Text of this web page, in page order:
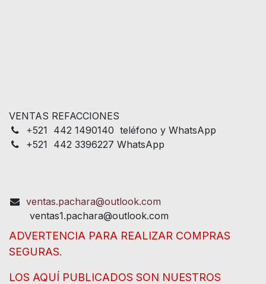
VENTAS REFACCIONES
+521 442 1490140 teléfono y WhatsApp
+521 442 3396227 WhatsApp
ventas.pachara@outlook.com
ventas1.pachara@outlook.com
ADVERTENCIA PARA REALIZAR COMPRAS
SEGURAS.
LOS AQUÍ PUBLICADOS SON NUESTROS